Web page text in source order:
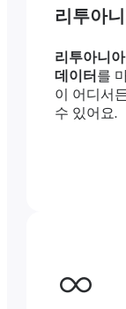
리투아
리투아니
데이터 를
이 어디서
수 있어요.